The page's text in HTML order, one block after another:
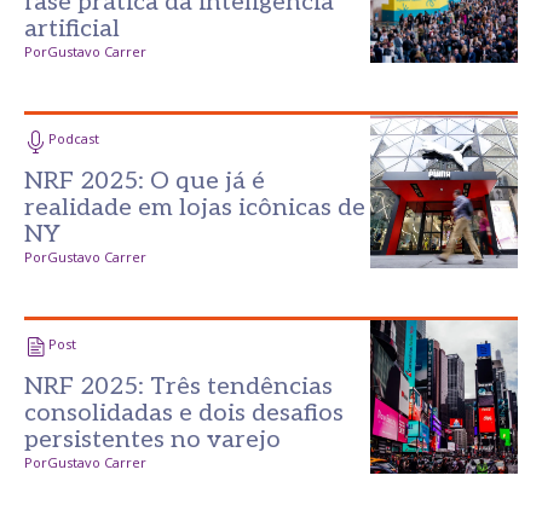
artificial
PorGustavo Carrer
Podcast
NRF 2025: O que já é
realidade em lojas icônicas de
NY
PorGustavo Carrer
Post
NRF 2025: Três tendências
consolidadas e dois desafios
persistentes no varejo
PorGustavo Carrer